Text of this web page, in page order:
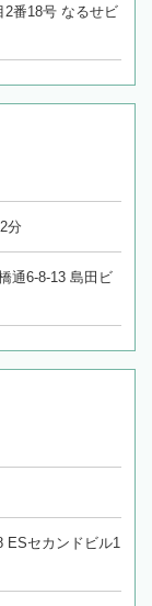
2番18号 なるせビ
分
通6-8-13 島田ビ
ESセカンドビル1